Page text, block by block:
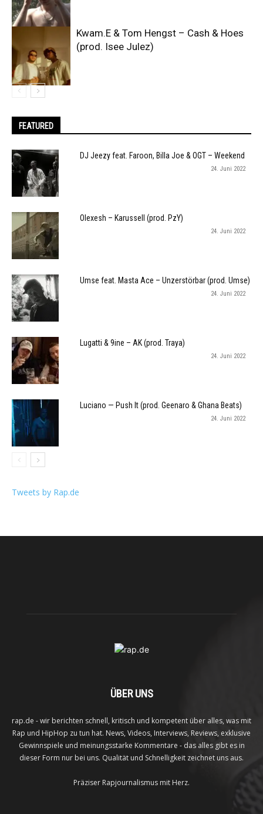
Kwam.E & Tom Hengst – Cash & Hoes
(prod. Isee Julez)
FEATURED
DJ Jeezy feat. Faroon, Billa Joe & OGT – Weekend
24. Juni 2022
Olexesh – Karussell (prod. PzY)
24. Juni 2022
Umse feat. Masta Ace – Unzerstörbar (prod. Umse)
24. Juni 2022
Lugatti & 9ine – AK (prod. Traya)
24. Juni 2022
Luciano — Push It (prod. Geenaro & Ghana Beats)
24. Juni 2022
Tweets by Rap.de
ÜBER UNS
rap.de - wir berichten schnell, kritisch und kompetent über alles, was mit
Rap und HipHop zu tun hat. News, Videos, Interviews, Reviews, exklusive
Gewinnspiele und meinungsstarke Kommentare - das alles gibt es in
dieser Form nur bei uns. Qualität und Schnelligkeit zeichnet uns aus.
Präziser Rapjournalismus mit Herz.